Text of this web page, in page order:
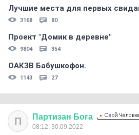
Лучшие места для первых
3168 80
Проект "Домик в деревне"
9804 354
ОАКЗВ Бабушкофон.
1143 27
П Партизан Бога
08:12, 30.09.2022